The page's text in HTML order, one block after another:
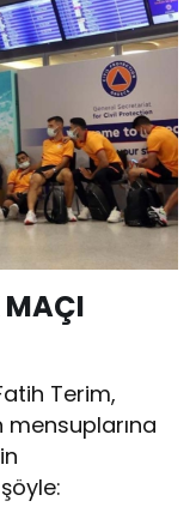
MAÇI
Terim,
mensuplarına